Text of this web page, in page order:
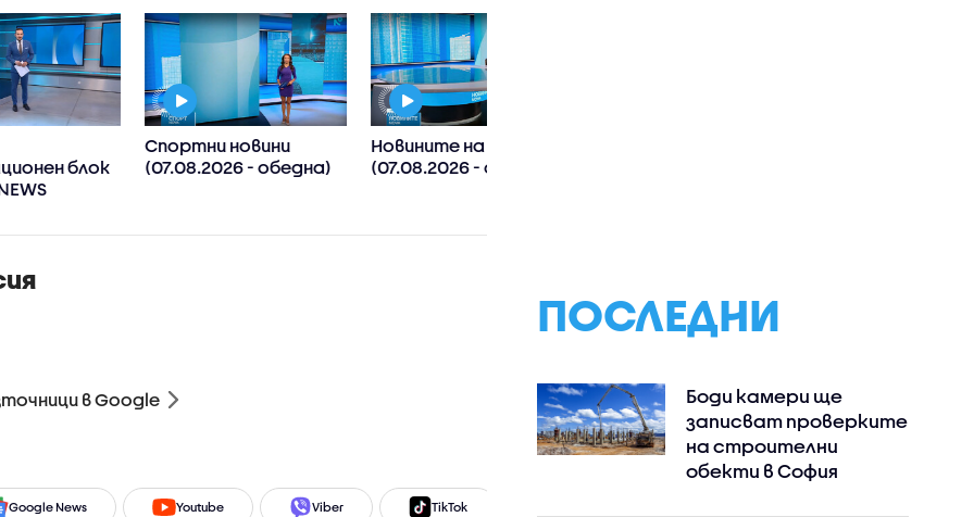
блок
Спортни новини
(07.08.2026 - обедна)
Новините на NOVA
(07.08.2026 - обедна)
в Google
Google News Youtube Viber TikTok
ПОСЛЕДНИ
Боди камери ще
записват проверките
на строителни
обекти в София